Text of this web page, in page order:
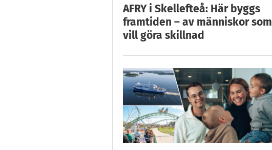
AFRY i Skellefteå: Här byggs
framtiden – av människor som
vill göra skillnad